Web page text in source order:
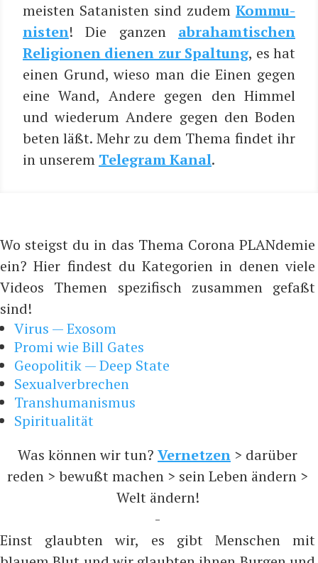
meis­ten Sata­nis­ten sind zudem Kom­mu­
nis­ten! Die gan­zen abrah­amti­schen
Reli­gio­nen die­nen zur Spal­tung, es hat
einen Grund, wie­so man die Einen gegen
eine Wand, Ande­re gegen den Him­mel
und wie­der­um Ande­re gegen den Boden
beten läßt. Mehr zu dem The­ma fin­det ihr
in unse­rem Tele­gram Kanal.
Wo steigst du in das Thema Corona PLANdemie
ein? Hier findest du Kategorien in denen viele
Videos Themen spezifisch zusammen gefaßt
sind!
Virus — Exosom
Promi wie Bill Gates
Geopolitik — Deep State
Sexualverbrechen
Transhumanismus
Spiritualität
Was können wir tun? Vernetzen > darüber
reden > bewußt machen > sein Leben ändern >
Welt ändern!
-
Einst glaubten wir, es gibt Menschen mit